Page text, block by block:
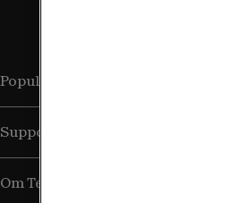
Populära sidor
Support
Om Tele2